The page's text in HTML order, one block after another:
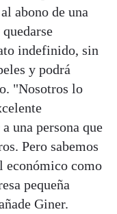
abono de una
indefinido, sin
y podrá
"Nosotros lo
una persona que
Pero sabemos
económico como
pequeña
Giner.